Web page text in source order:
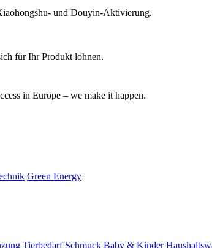
und Douyin-Aktivierung.
für Ihr Produkt lohnen.
in Europe – we make it happen.
Green Energy
Tierbedarf Schmuck Baby & Kinder